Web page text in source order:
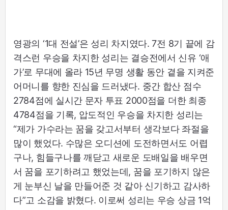
영광의 ‘1대 전설’은 성리 차지였다. 7전 8기 끝에 감
격스런 우승을 차지한 성리는 결승전에서 신유 ‘애
가’로 무대에 올라 15년 무명 생활 동안 곁을 지켜준
어머니를 향한 진심을 드러냈다. 중간 합산 점수
2784점에 실시간 문자 투표 2000점을 더한 최종
4784점을 기록, 압도적인 우승을 차지한 성리는
“제가 가수라는 꿈을 갖고서부터 생각보다 좌절을
많이 했었다. 수많은 오디션에 도전하면서도 어렵
구나, 힘들구나를 깨닫고 새로운 도배일을 배우면
서 꿈을 포기하려고 했었는데, 꿈을 포기하지 않은
게 눈부신 날을 만들어준 것 같아 신기하고 감사하
다”고 소감을 밝혔다. 이로써 성리는 우승 상금 1억